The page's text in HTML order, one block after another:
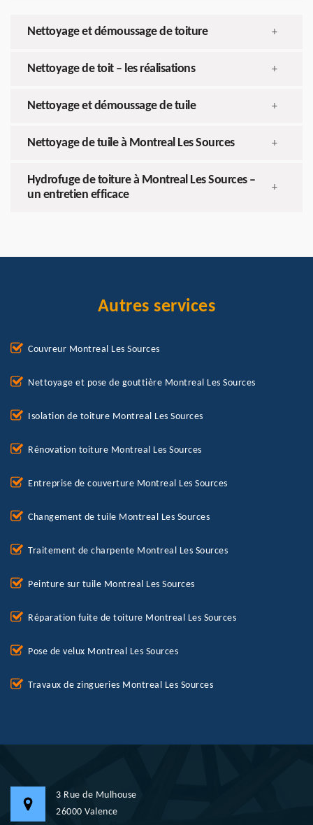
Nettoyage et démoussage de toiture +
Nettoyage de toit – les réalisations +
Nettoyage et démoussage de tuile +
Nettoyage de tuile à Montreal Les Sources +
Hydrofuge de toiture à Montreal Les Sources –
un entretien efficace
+
Autres services
Couvreur Montreal Les Sources
Nettoyage et pose de gouttière Montreal Les Sources
Isolation de toiture Montreal Les Sources
Rénovation toiture Montreal Les Sources
Entreprise de couverture Montreal Les Sources
Changement de tuile Montreal Les Sources
Traitement de charpente Montreal Les Sources
Peinture sur tuile Montreal Les Sources
Réparation fuite de toiture Montreal Les Sources
Pose de velux Montreal Les Sources
Travaux de zingueries Montreal Les Sources
3 Rue de Mulhouse
26000 Valence